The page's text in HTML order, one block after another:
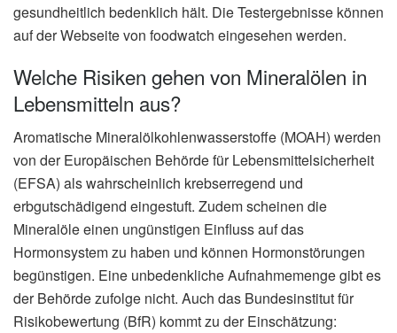
gesundheitlich bedenklich hält. Die Testergebnisse können
auf der Webseite von foodwatch eingesehen werden.
Welche Risiken gehen von Mineralölen in
Lebensmitteln aus?
Aromatische Mineralölkohlenwasserstoffe (MOAH) werden
von der Europäischen Behörde für Lebensmittelsicherheit
(EFSA) als wahrscheinlich krebserregend und
erbgutschädigend eingestuft. Zudem scheinen die
Mineralöle einen ungünstigen Einfluss auf das
Hormonsystem zu haben und können Hormonstörungen
begünstigen. Eine unbedenkliche Aufnahmemenge gibt es
der Behörde zufolge nicht. Auch das Bundesinstitut für
Risikobewertung (BfR) kommt zu der Einschätzung: